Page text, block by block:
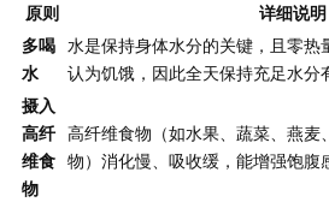
原则
详细说明
多喝
水
水是保持身体水分的关键，且零热
认为饥饿，因此全天保持充足水分
摄入
高纤
维食
物
高纤维食物（如水果、蔬菜、燕麦
物）消化慢、吸收缓，能增强饱腹